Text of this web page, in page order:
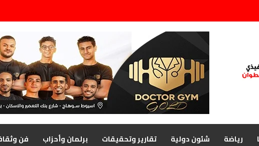
رياضة شئون دولية تقارير وتحقيقات برلمان وأحزاب فن